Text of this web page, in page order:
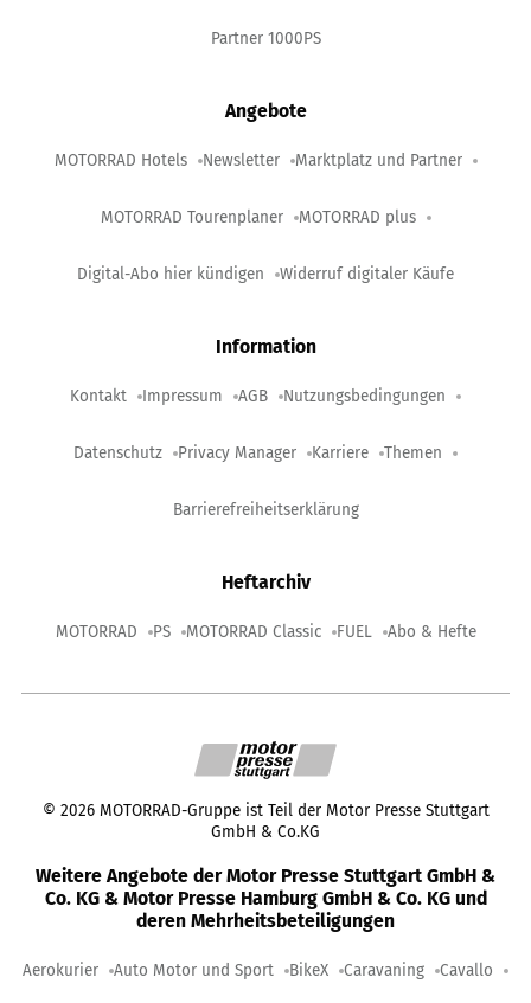
Partner 1000PS
Angebote
MOTORRAD Hotels Newsletter Marktplatz und Partner
MOTORRAD Tourenplaner MOTORRAD plus
Digital-Abo hier kündigen Widerruf digitaler Käufe
Information
Kontakt Impressum AGB Nutzungsbedingungen
Datenschutz Privacy Manager Karriere Themen
Barrierefreiheitserklärung
Heftarchiv
MOTORRAD PS MOTORRAD Classic FUEL Abo & Hefte
© 2026 MOTORRAD-Gruppe ist Teil der Motor Presse Stuttgart
GmbH & Co.KG
Weitere Angebote der Motor Presse Stuttgart GmbH &
Co. KG & Motor Presse Hamburg GmbH & Co. KG und
deren Mehrheitsbeteiligungen
Aerokurier Auto Motor und Sport BikeX Caravaning Cavallo